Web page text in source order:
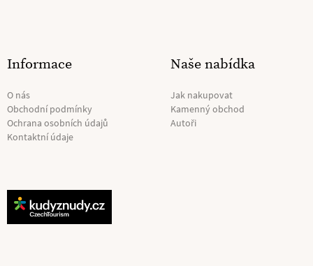
Informace
O nás
Obchodní podmínky
Ochrana osobních údajů
Kontaktní údaje
Naše nabídka
Jak nakupovat
Kamenný obchod
Autoři